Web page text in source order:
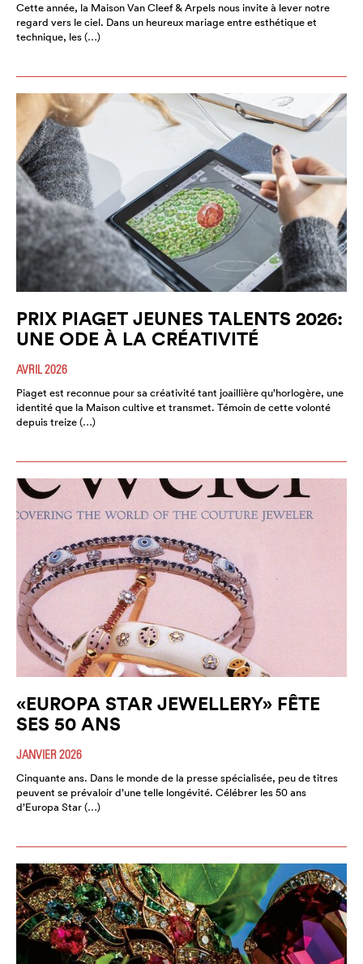
Cette année, la Maison Van Cleef & Arpels nous invite à lever notre
regard vers le ciel. Dans un heureux mariage entre esthétique et
technique, les (…)
PRIX PIAGET JEUNES TALENTS 2026:
UNE ODE À LA CRÉATIVITÉ
AVRIL 2026
Piaget est reconnue pour sa créativité tant joaillière qu’horlogère, une
identité que la Maison cultive et transmet. Témoin de cette volonté
depuis treize (…)
«EUROPA STAR JEWELLERY» FÊTE
SES 50 ANS
JANVIER 2026
Cinquante ans. Dans le monde de la presse spécialisée, peu de titres
peuvent se prévaloir d’une telle longévité. Célébrer les 50 ans
d’Europa Star (…)